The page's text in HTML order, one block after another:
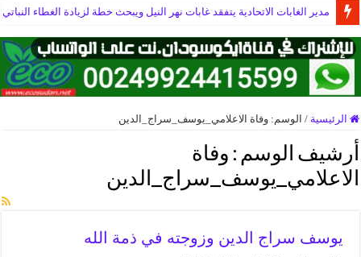
مدير الغابات الاتحادية يتفقد غابات نهر النيل ويبحث خطة لزيادة الغطاء النباتي
الرئيسية / الوسم: وفاة الاعلامي_يوسف_سراج_الدين
أرشيف الوسم : وفاة
الاعلامي_يوسف_سراج_الدين
يوسف سراج الدين وزوجته في ذمة الله